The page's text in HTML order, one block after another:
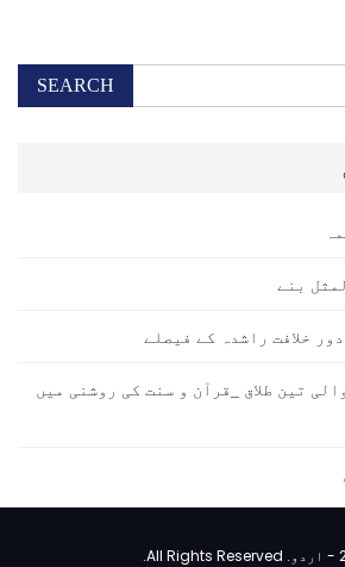
بنے
خلافت راشدہ کے فیصلے
تین طلاق _قرآن و سنت کی روشنی میں